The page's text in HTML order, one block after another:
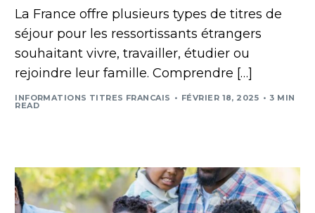
La France offre plusieurs types de titres de
séjour pour les ressortissants étrangers
souhaitant vivre, travailler, étudier ou
rejoindre leur famille. Comprendre […]
INFORMATIONS TITRES FRANCAIS FÉVRIER 18, 2025 3 MIN
READ